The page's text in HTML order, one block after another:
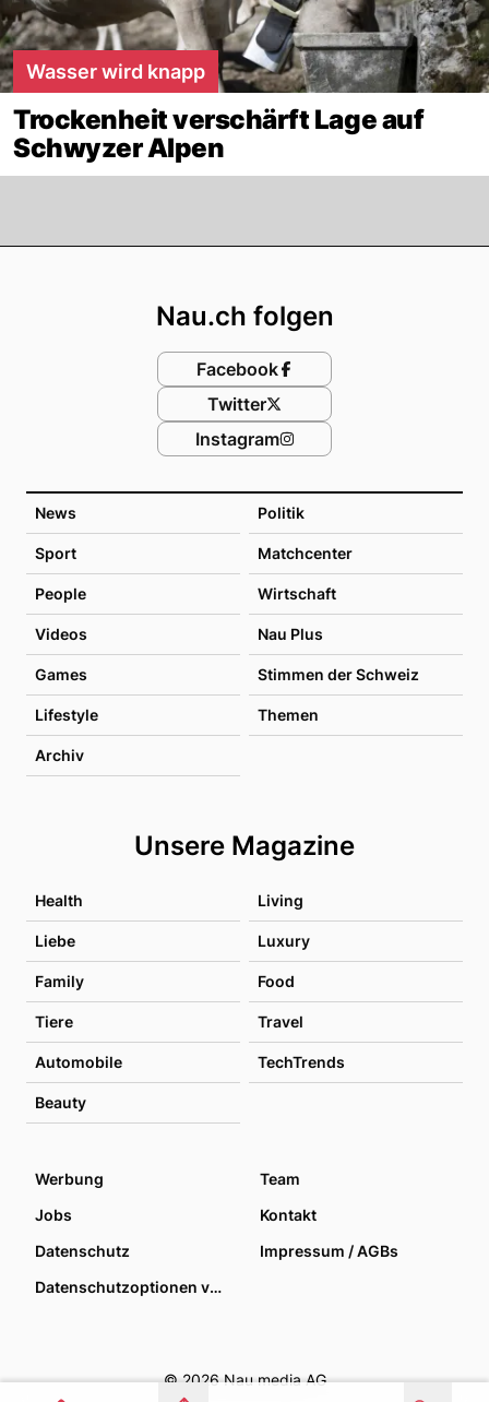
Wasser wird knapp
Trockenheit verschärft Lage auf
Schwyzer Alpen
News Politik
Sport Matchcenter
People Wirtschaft
Videos Nau Plus
Games Stimmen der Schweiz
Lifestyle Themen
Archiv
Unsere Magazine
Health Living
Liebe Luxury
Family Food
Tiere Travel
Automobile TechTrends
Beauty
Nau.ch folgen
Facebook
Twitter
Instagram
Werbung
Team
Jobs
Kontakt
Datenschutz
Impressum / AGBs
Datenschutzoptionen verwalten
© 2026 Nau media AG